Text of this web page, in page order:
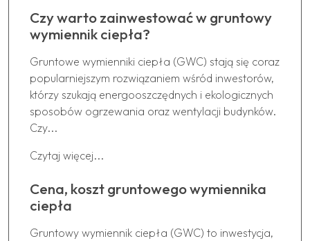
Czy warto zainwestować w gruntowy
wymiennik ciepła?
Gruntowe wymienniki ciepła (GWC) stają się coraz
popularniejszym rozwiązaniem wśród inwestorów,
którzy szukają energooszczędnych i ekologicznych
sposobów ogrzewania oraz wentylacji budynków.
Czy...
Czytaj więcej...
Cena, koszt gruntowego wymiennika
ciepła
Gruntowy wymiennik ciepła (GWC) to inwestycja,